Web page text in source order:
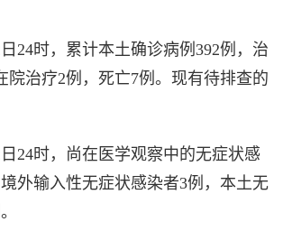
24时，累计本土确诊病例392例，治
院治疗2例，死亡7例。现有待排查的
24时，尚在医学观察中的无症状感
外输入性无症状感染者3例，本土无